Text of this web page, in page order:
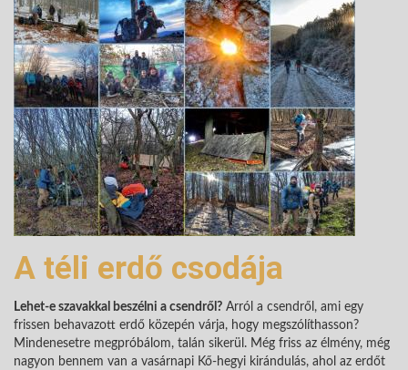
A téli erdő csodája
Lehet-e szavakkal beszélni a csendről? Arról a csendről, ami egy
frissen behavazott erdő közepén várja, hogy megszólíthasson?
Mindenesetre megpróbálom, talán sikerül. Még friss az élmény, még
nagyon bennem van a vasárnapi Kő-hegyi kirándulás, ahol az erdőt